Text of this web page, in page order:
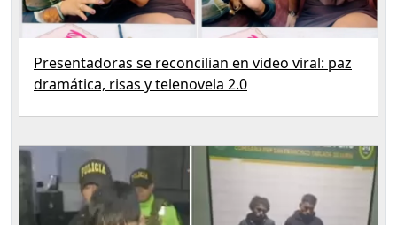
Presentadoras se reconcilian en video viral: paz
dramática, risas y telenovela 2.0